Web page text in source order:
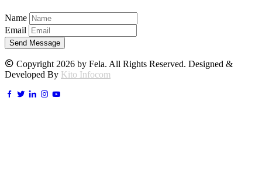
Name
Email
Send Message
Copyright 2026 by Fela. All Rights Reserved. Designed &
Developed By Kito Infocom